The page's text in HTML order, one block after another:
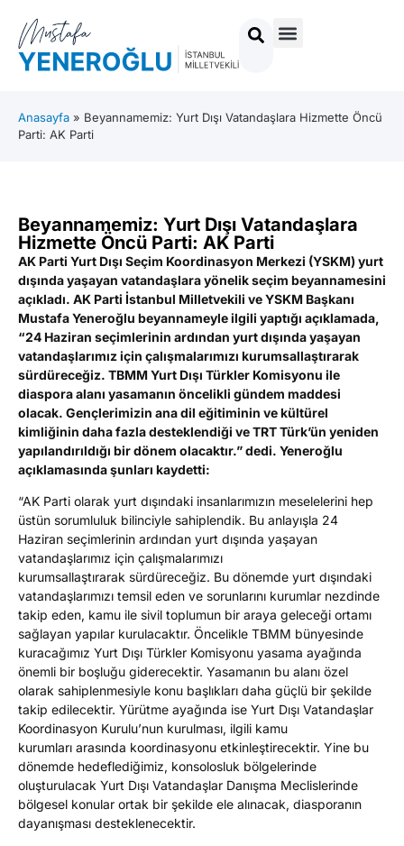
Anasayfa » Beyannamemiz: Yurt Dışı Vatandaşlara Hizmette Öncü
Parti: AK Parti
Beyannamemiz: Yurt Dışı Vatandaşlara
Hizmette Öncü Parti: AK Parti
AK Parti Yurt Dışı Seçim Koordinasyon Merkezi (YSKM) yurt
dışında yaşayan vatandaşlara yönelik seçim beyannamesini
açıkladı. AK Parti İstanbul Milletvekili ve YSKM Başkanı
Mustafa Yeneroğlu beyannameyle ilgili yaptığı açıklamada,
“24 Haziran seçimlerinin ardından yurtdışında yaşayan
vatandaşlarımız için çalışmalarımızı kurumsallaştırarak
sürdüreceğiz. TBMM Yurt Dışı Türkler Komisyonu ile
diasporaalanı yasamanın öncelikli gündem maddesi
olacak. Gençlerimizin anadil eğitiminin ve kültürel
kimliğinin daha fazla desteklendiği veTRT Türk’ün yeniden
yapılandırıldığı bir dönem olacaktır.” dedi. Yeneroğlu
açıklamasında şunları kaydetti:
“AK Parti olarak yurt dışındaki insanlarımızın meselelerini hep
üstün sorumluluk bilinciyle sahiplendik. Bu anlayışla 24
Haziran seçimlerinin ardından yurt dışında yaşayan
vatandaşlarımız için çalışmalarımızı
kurumsallaştırarak sürdüreceğiz. Bu dönemde yurt dışındaki
vatandaşlarımızı temsil eden ve sorunlarını kurumlar nezdinde
takip eden, kamu ile sivil toplumun bir araya geleceği ortamı
sağlayan yapılar kurulacaktır. Öncelikle TBMM bünyesinde
kuracağımız Yurt Dışı Türkler Komisyonu yasama ayağında
önemli bir boşluğu giderecektir. Yasamanın bu alanı özel
olarak sahiplenmesiyle konu başlıkları daha güçlü bir şekilde
takip edilecektir. Yürütme ayağında ise Yurt Dışı Vatandaşlar
Koordinasyon Kurulu’nun kurulması, ilgili kamu
kurumları arasında koordinasyonu etkinleştirecektir. Yine bu
dönemde hedeflediğimiz, konsolosluk bölgelerinde
oluşturulacak Yurt Dışı Vatandaşlar Danışma Meclislerinde
bölgesel konular ortak bir şekilde ele alınacak, diasporanın
dayanışması desteklenecektir.